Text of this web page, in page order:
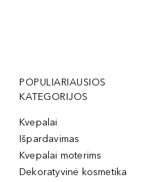
POPULIARIAUSIOS
KATEGORIJOS
Kvepalai
Išpardavimas
Kvepalai moterims
Dekoratyvinė kosmetika